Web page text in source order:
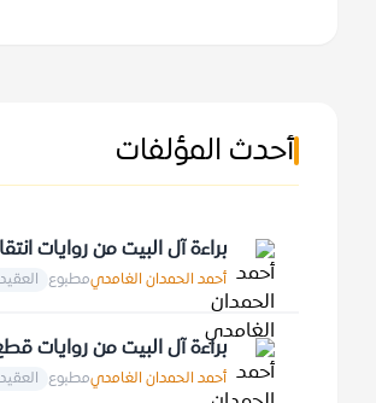
أحدث المؤلفات
براءة آل البيت من روايات
أحمد الحمدان الغامديمطبوع
براءة آل البيت من روايات
أحمد الحمدان الغامديمطبوع